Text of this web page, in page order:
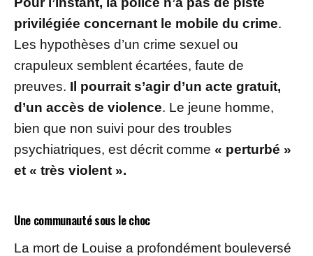
privilégiée concernant le mobile du crime.
Les hypothèses d’un crime sexuel ou
crapuleux semblent écartées, faute de
preuves. Il pourrait s’agir d’un acte gratuit,
d’un accès de violence. Le jeune homme,
bien que non suivi pour des troubles
psychiatriques, est décrit comme « perturbé »
et « très violent ».
Une communauté sous le choc
La mort de Louise a profondément bouleversé